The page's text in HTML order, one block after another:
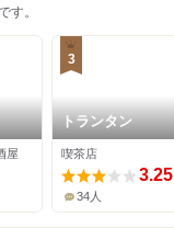
す。
屋
3
トランタン
喫茶店
3.25
34人